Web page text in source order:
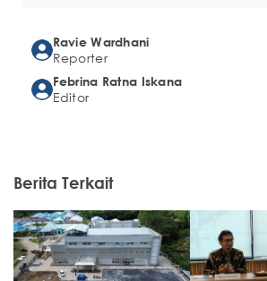
Ravie Wardhani
Reporter
Febrina Ratna Iskana
Editor
Berita Terkait